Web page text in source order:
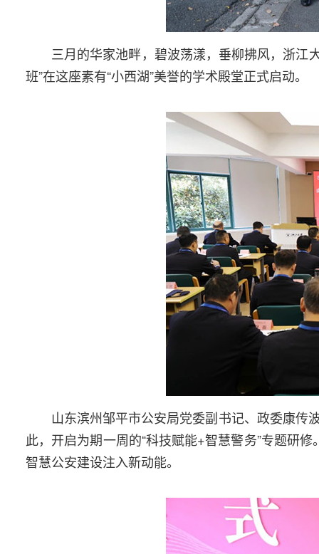
三月的华家池畔，碧波荡漾，垂柳拂风，浙江
班”在这座素有“小西湖”美誉的学术殿堂正式启动。
山东滨州邹平市公安局党委副书记、政委康传
此，开启为期一周的“科技赋能+智慧警务”专题研
智慧公安建设注入新动能。